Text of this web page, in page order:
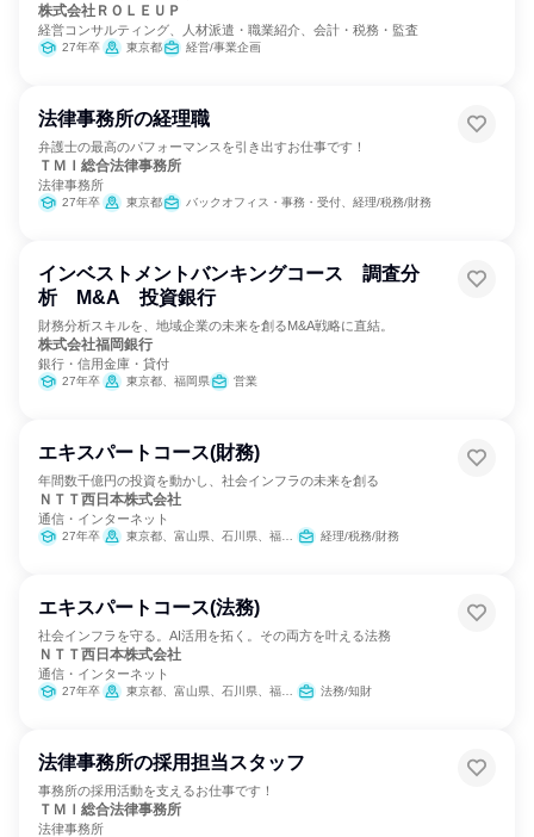
株式会社ＲＯＬＥＵＰ
経営コンサルティング、人材派遣・職業紹介、会計・税務・監査
27年卒 東京都 経営/事業企画
法律事務所の経理職
弁護士の最高のパフォーマンスを引き出すお仕事です！
ＴＭＩ総合法律事務所
法律事務所
27年卒 東京都 バックオフィス・事務・受付、経理/税務/財務
インベストメントバンキングコース 調査分
析 M&A 投資銀行
財務分析スキルを、地域企業の未来を創るM&A戦略に直結。
株式会社福岡銀行
銀行・信用金庫・貸付
27年卒 東京都、福岡県 営業
エキスパートコース(財務)
年間数千億円の投資を動かし、社会インフラの未来を創る
ＮＴＴ西日本株式会社
通信・インターネット
27年卒 東京都、富山県、石川県、福井県、岐阜県、静岡県、愛知県、三重県、滋賀県、京都府、大阪府、兵庫県、奈良県、和歌山県、鳥取県、島根県、岡山県、広島県、山口県、徳島県、香川県、愛媛県、高知県、福岡県、佐賀県、長崎県、熊本県、大分県、宮崎県、鹿児島県、沖縄県 経理/税務/財務
エキスパートコース(法務)
社会インフラを守る。AI活用を拓く。その両方を叶える法務
ＮＴＴ西日本株式会社
通信・インターネット
27年卒 東京都、富山県、石川県、福井県、岐阜県、静岡県、愛知県、三重県、滋賀県、京都府、大阪府、兵庫県、奈良県、和歌山県、鳥取県、島根県、岡山県、広島県、山口県、徳島県、香川県、愛媛県、高知県、福岡県、佐賀県、長崎県、熊本県、大分県、宮崎県、鹿児島県、沖縄県 法務/知財
法律事務所の採用担当スタッフ
事務所の採用活動を支えるお仕事です！
ＴＭＩ総合法律事務所
法律事務所